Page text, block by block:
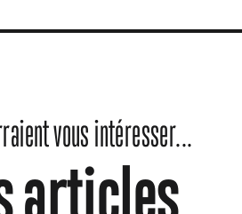
vous intéresser...
articles